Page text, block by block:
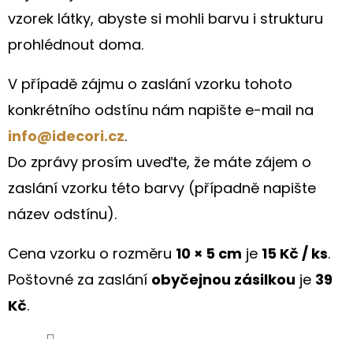
vzorek látky, abyste si mohli barvu i strukturu
prohlédnout doma.
V případě zájmu o zaslání vzorku tohoto
konkrétního odstínu nám napište e-mail na
info@idecori.cz.
Do zprávy prosím uveďte, že máte zájem o
zaslání vzorku této barvy (případně napište
název odstínu).
Cena vzorku o rozměru 10 × 5 cm je 15 Kč / ks.
Poštovné za zaslání obyčejnou zásilkou je 39
Kč.